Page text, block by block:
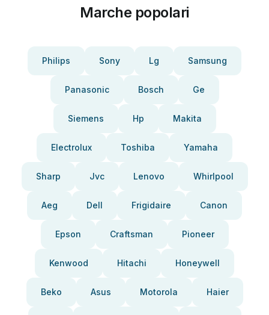
Marche popolari
Philips Sony Lg Samsung
Panasonic Bosch Ge
Siemens Hp Makita
Electrolux Toshiba Yamaha
Sharp Jvc Lenovo Whirlpool
Aeg Dell Frigidaire Canon
Epson Craftsman Pioneer
Kenwood Hitachi Honeywell
Beko Asus Motorola Haier